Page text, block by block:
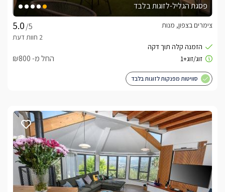
פסגת הגליל-לזוגות בלבד
/5
צימרים בצפון, מנות
החל מ- ₪800
סוויטות מפנקות לזוגות בלבד